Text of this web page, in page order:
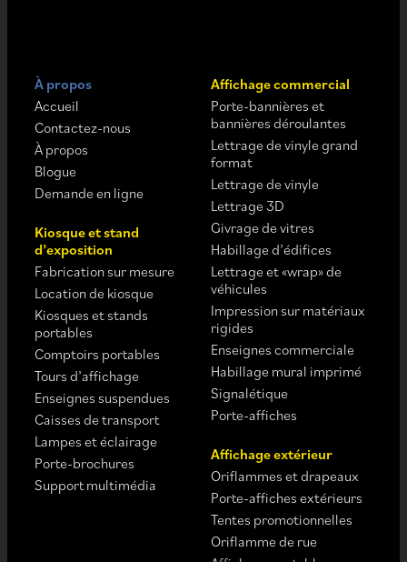
À propos
Accueil
Contactez-nous
À propos
Blogue
Demande en ligne
Kiosque et stand
d’exposition
Fabrication sur mesure
Location de kiosque
Kiosques et stands
portables
Comptoirs portables
Tours d’affichage
Enseignes suspendues
Caisses de transport
Lampes et éclairage
Porte-brochures
Support multimédia
Affichage commercial
Porte-bannières et
bannières déroulantes
Lettrage de vinyle grand
format
Lettrage de vinyle
Lettrage 3D
Givrage de vitres
Habillage d’édifices
Lettrage et «wrap» de
véhicules
Impression sur matériaux
rigides
Enseignes commerciale
Habillage mural imprimé
Signalétique
Porte-affiches
Affichage extérieur
Oriflammes et drapeaux
Porte-affiches extérieurs
Tentes promotionnelles
Oriflamme de rue